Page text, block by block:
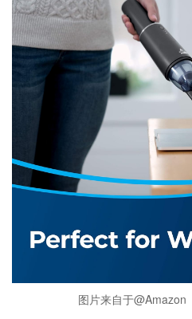
图片来自于@Amazon